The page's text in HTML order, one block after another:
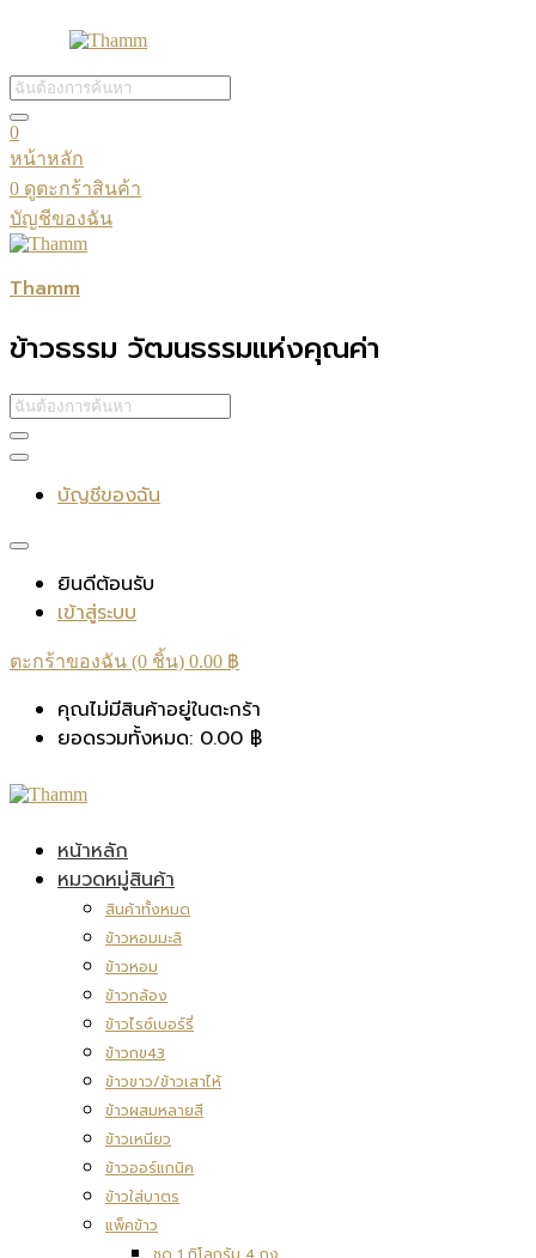
0
หน้าหลัก
0 ดูตะกร้าสินค้า
บัญชีของฉัน
Thamm
ข้าวธรรม วัฒนธรรมแห่งคุณค่า
บัญชีของฉัน
ยินดีต้อนรับ
เข้าสู่ระบบ
ตะกร้าของฉัน (0 ชิ้น) 0.00 ฿
คุณไม่มีสินค้าอยู่ในตะกร้า
ยอดรวมทั้งหมด: 0.00 ฿
หน้าหลัก
หมวดหมู่สินค้า
สินค้าทั้งหมด
ข้าวหอมมะลิ
ข้าวหอม
ข้าวกล้อง
ข้าวไรซ์เบอร์รี่
ข้าวกข43
ข้าวขาว/ข้าวเสาไห้
ข้าวผสมหลายสี
ข้าวเหนียว
ข้าวออร์แกนิค
ข้าวใส่บาตร
แพ็คข้าว